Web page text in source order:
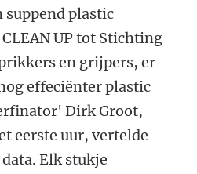
suppend plastic
UP tot Stichting
en grijpers, er
effeciënter plastic
Dirk Groot,
eerste uur, vertelde
Elk stukje